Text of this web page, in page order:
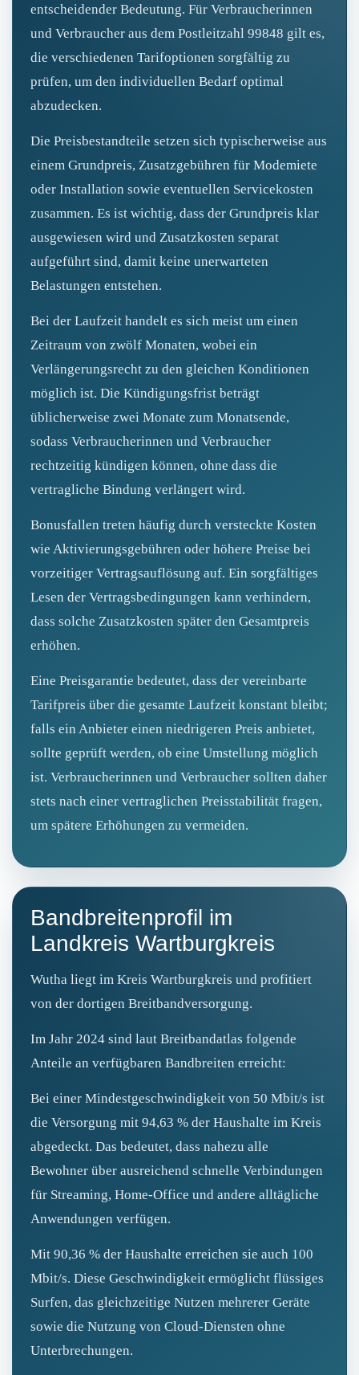
entscheidender Bedeutung. Für Verbraucherinnen
und Verbraucher aus dem Postleitzahl 99848 gilt es,
die verschiedenen Tarifoptionen sorgfältig zu
prüfen, um den individuellen Bedarf optimal
abzudecken.
Die Preisbestandteile setzen sich typischerweise aus
einem Grundpreis, Zusatzgebühren für Modemiete
oder Installation sowie eventuellen Servicekosten
zusammen. Es ist wichtig, dass der Grundpreis klar
ausgewiesen wird und Zusatzkosten separat
aufgeführt sind, damit keine unerwarteten
Belastungen entstehen.
Bei der Laufzeit handelt es sich meist um einen
Zeitraum von zwölf Monaten, wobei ein
Verlängerungsrecht zu den gleichen Konditionen
möglich ist. Die Kündigungsfrist beträgt
üblicherweise zwei Monate zum Monatsende,
sodass Verbraucherinnen und Verbraucher
rechtzeitig kündigen können, ohne dass die
vertragliche Bindung verlängert wird.
Bonusfallen treten häufig durch versteckte Kosten
wie Aktivierungsgebühren oder höhere Preise bei
vorzeitiger Vertragsauflösung auf. Ein sorgfältiges
Lesen der Vertragsbedingungen kann verhindern,
dass solche Zusatzkosten später den Gesamtpreis
erhöhen.
Eine Preisgarantie bedeutet, dass der vereinbarte
Tarifpreis über die gesamte Laufzeit konstant bleibt;
falls ein Anbieter einen niedrigeren Preis anbietet,
sollte geprüft werden, ob eine Umstellung möglich
ist. Verbraucherinnen und Verbraucher sollten daher
stets nach einer vertraglichen Preisstabilität fragen,
um spätere Erhöhungen zu vermeiden.
Bandbreitenprofil im
Landkreis Wartburgkreis
Wutha liegt im Kreis Wartburgkreis und profitiert
von der dortigen Breitbandversorgung.
Im Jahr 2024 sind laut Breitbandatlas folgende
Anteile an verfügbaren Bandbreiten erreicht:
Bei einer Mindestgeschwindigkeit von 50 Mbit/s ist
die Versorgung mit 94,63 % der Haushalte im Kreis
abgedeckt. Das bedeutet, dass nahezu alle
Bewohner über ausreichend schnelle Verbindungen
für Streaming, Home‑Office und andere alltägliche
Anwendungen verfügen.
Mit 90,36 % der Haushalte erreichen sie auch 100
Mbit/s. Diese Geschwindigkeit ermöglicht flüssiges
Surfen, das gleichzeitige Nutzen mehrerer Geräte
sowie die Nutzung von Cloud‑Diensten ohne
Unterbrechungen.